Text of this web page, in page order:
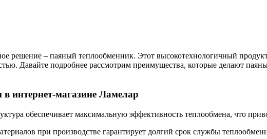
решение – паяный теплообменник. Этот высокотехнологичный
Давайте подробнее рассмотрим преимущества, которые делают
интернет-магазине Ламелар
обеспечивает максимальную эффективность теплообмена, что
при производстве гарантирует долгий срок службы